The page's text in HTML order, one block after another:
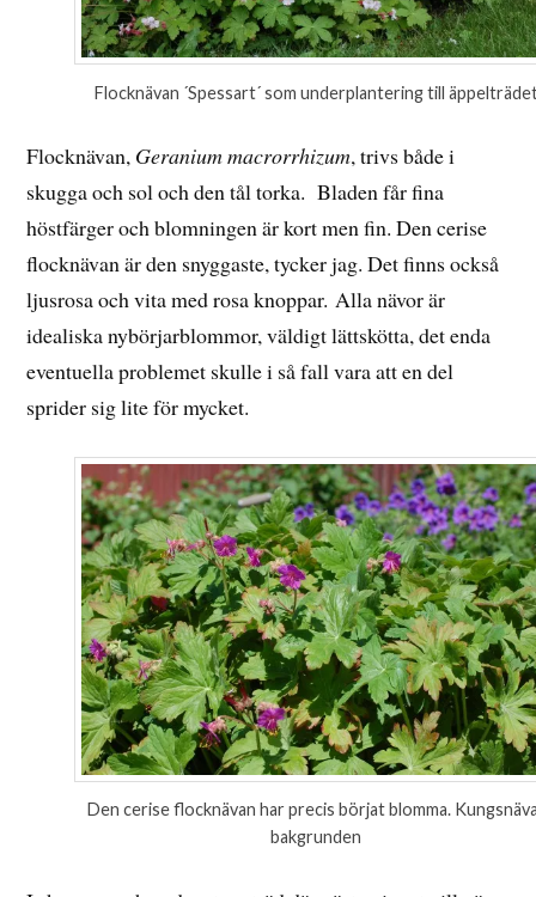
Flocknävan ´Spessart´ som underplantering till
Flocknävan, Geranium macrorrhizum, trivs både i
skugga och sol och den tål torka. Bladen får fina
höstfärger och blomningen är kort men fin. Den cerise
flocknävan är den snyggaste, tycker jag. Det finns också
ljusrosa och vita med rosa knoppar. Alla nävor är
idealiska nybörjarblommor, väldigt lättskötta, det enda
eventuella problemet skulle i så fall vara att en del
sprider sig lite för mycket.
Den cerise flocknävan har precis börjat blomma.
bakgrunden